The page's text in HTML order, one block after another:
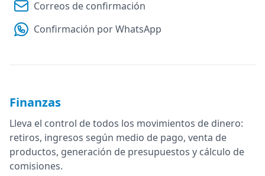
Correos de confirmación
Confirmación por WhatsApp
Finanzas
Lleva el control de todos los movimientos de dinero:
retiros, ingresos según medio de pago, venta de
productos, generación de presupuestos y cálculo de
comisiones.